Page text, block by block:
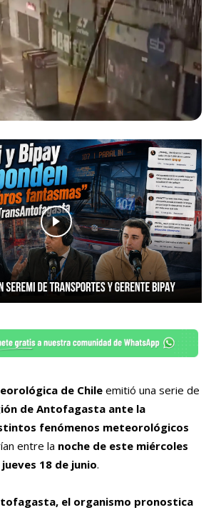
de Chile emitió una serie de
de Antofagasta ante la
fenómenos meteorológicos
entre la noche de este miércoles
18 de junio.
el organismo pronostica